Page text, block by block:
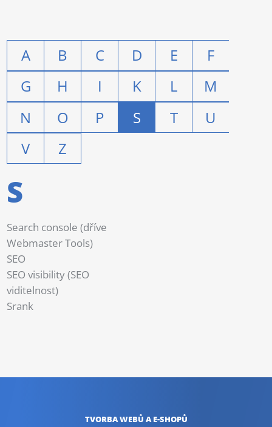
A B C D E
F
G
H I K L
M
N
O P S T
U
V
Z
S
Search console (dříve
Webmaster Tools)
SEO
SEO visibility (SEO
viditelnost)
Srank
TVORBA WEBŮ A E-SHOPŮ